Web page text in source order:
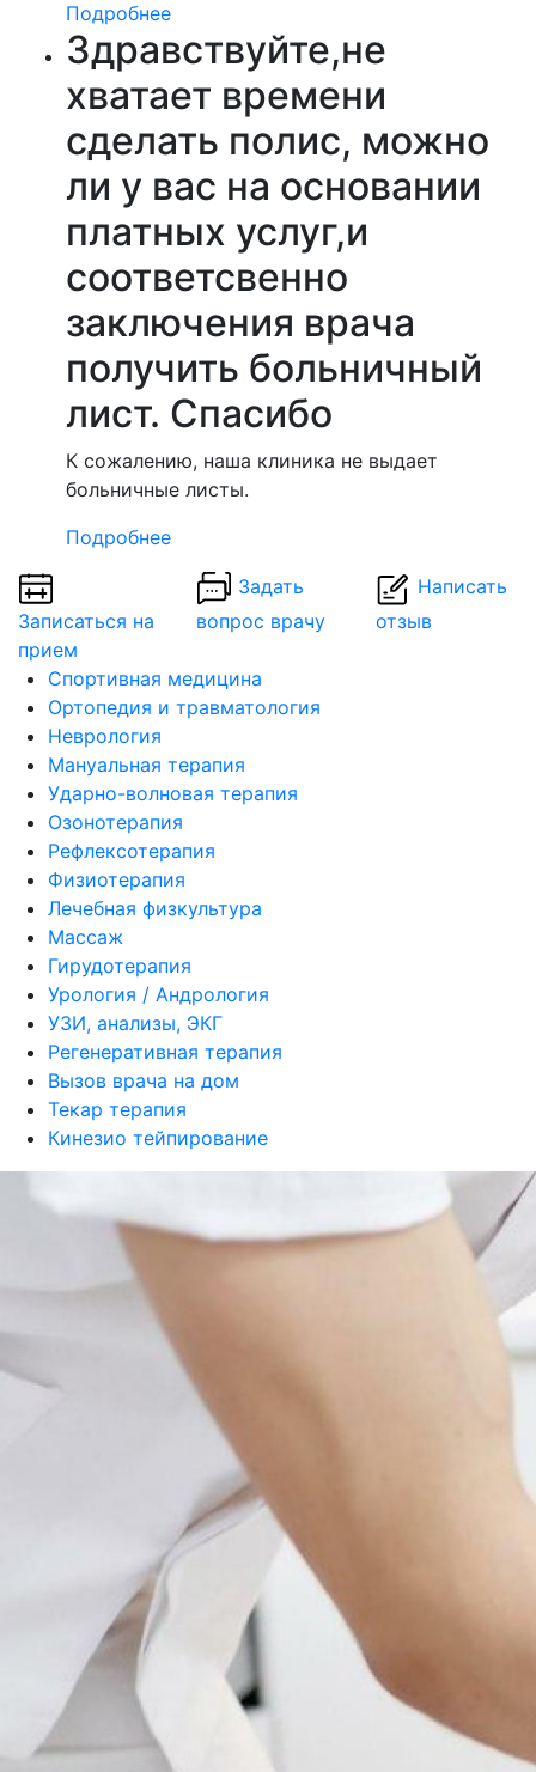
Подробнее
Здравствуйте,не
хватает времени
сделать полис, можно
ли у вас на основании
платных услуг,и
соответсвенно
заключения врача
получить больничный
лист. Спасибо
К сожалению, наша клиника не выдает
больничные листы.
Подробнее
Записаться на
прием
Задать
вопрос врачу
Написать
отзыв
Спортивная медицина
Ортопедия и травматология
Неврология
Мануальная терапия
Ударно-волновая терапия
Озонотерапия
Рефлексотерапия
Физиотерапия
Лечебная физкультура
Массаж
Гирудотерапия
Урология / Андрология
УЗИ, анализы, ЭКГ
Регенеративная терапия
Вызов врача на дом
Текар терапия
Кинезио тейпирование